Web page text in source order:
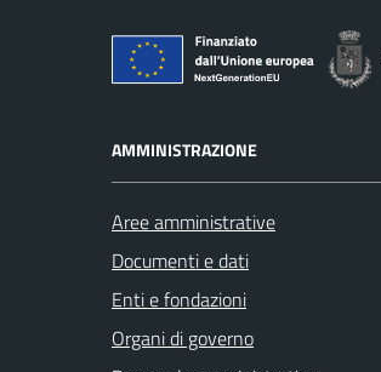
AMMINISTRAZIONE
Aree amministrative
Documenti e dati
Enti e fondazioni
Organi di governo